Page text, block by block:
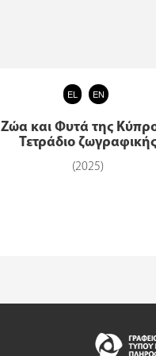
EL EN
Ζώα και Φυτά της
Τετράδιο ζωγραφικής
(2025)